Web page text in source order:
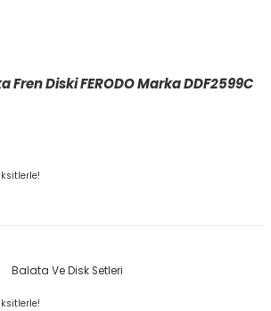
Fren Diski FERODO Marka DDF2599C
Balata Ve Disk Setleri